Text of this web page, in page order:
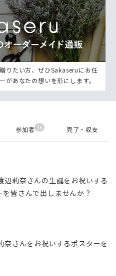
りたい方、ぜひSakaseruにお任
があなたの想いを形にします。
参加者 36 完了・収支
莉奈さんの生誕をお祝いする
皆さんで出しませんか？
さんをお祝いするポスターを